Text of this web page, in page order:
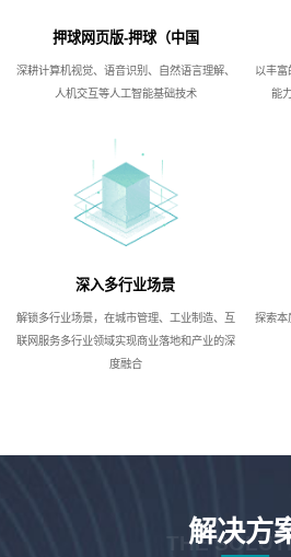
押球网页版-押球（中国
深耕计算机视觉、语音识别、自然语言理解、
人机交互等人工智能基础技术
以丰富
能
深入多行业场景
解锁多行业场景，在城市管理、工业制造、互
联网服务多行业领域实现商业落地和产业的深
度融合
探索本
解决方
THE